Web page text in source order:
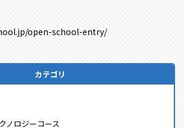
open-school-entry/
カテゴリ
ノロジーコース